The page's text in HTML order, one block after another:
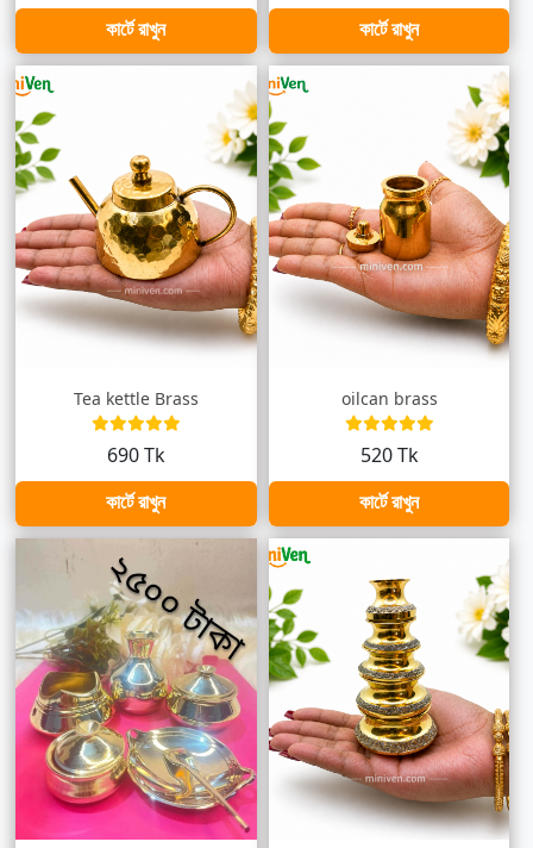
কার্টে রাখুন
কার্টে রাখুন
Tea kettle Brass
690 Tk
কার্টে রাখুন
oilcan brass
520 Tk
কার্টে রাখুন